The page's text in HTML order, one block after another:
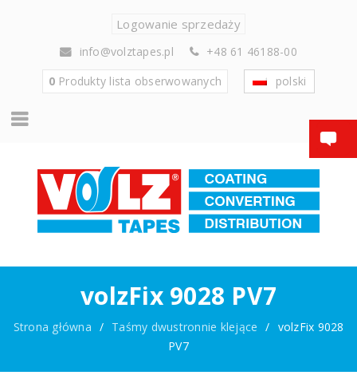
Logowanie sprzedaży
info@volztapes.pl
+48 61 46188-00
0Produkty lista obserwowanych polski
volzFix 9028 PV7
Strona główna / Taśmy dwustronnie klejące / volzFix 9028
PV7